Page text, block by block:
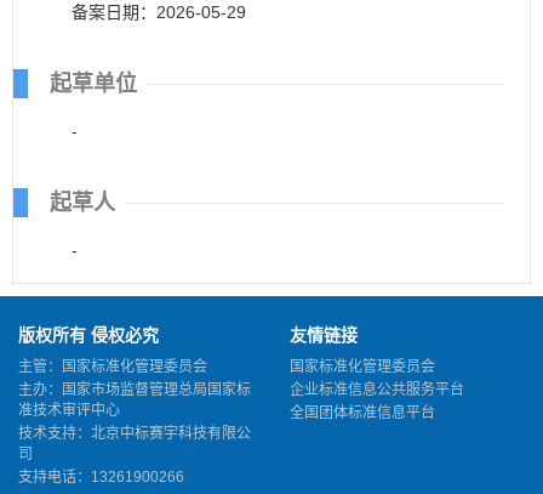
备案日期：2026-05-29
起草单位
-
起草人
-
版权所有 侵权必究
主管：国家标准化管理委员会
主办：国家市场监督管理总局国家标
准技术审评中心
技术支持：北京中标赛宇科技有限公
司
支持电话：13261900266
友情链接
国家标准化管理委员会
企业标准信息公共服务平台
全国团体标准信息平台